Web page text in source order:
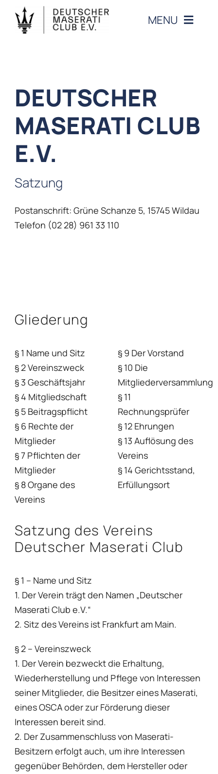
Inhalt
springen
MENU
VERANSTALTUNGEN
MASERATI
MITGLIEDERBEREICH
KONTAKT
DEUTSCHER
MASERATI CLUB
E.V.
Satzung
Postanschrift: Grüne Schanze 5, 15745 Wildau
Telefon (02 28) 961 33 110
Gliederung
§ 1 Name und Sitz
§ 2 Vereinszweck
§ 3 Geschäftsjahr
§ 4 Mitgliedschaft
§ 5 Beitragspflicht
§ 6 Rechte der
Mitglieder
§ 7 Pflichten der
Mitglieder
§ 8 Organe des
Vereins
§ 9 Der Vorstand
§ 10 Die
Mitgliederversammlung
§ 11
Rechnungsprüfer
§ 12 Ehrungen
§ 13 Auflösung des
Vereins
§ 14 Gerichtsstand,
Erfüllungsort
Satzung des Vereins
Deutscher Maserati Club
§ 1 – Name und Sitz
1. Der Verein trägt den Namen „Deutscher
Maserati Club e.V.“
2. Sitz des Vereins ist Frankfurt am Main.
§ 2 – Vereinszweck
1. Der Verein bezweckt die Erhaltung,
Wiederherstellung und Pflege von Interessen
seiner Mitglieder, die Besitzer eines Maserati,
eines OSCA oder zur Förderung dieser
Interessen bereit sind.
2. Der Zusammenschluss von Maserati-
Besitzern erfolgt auch, um ihre Interessen
gegenüber Behörden, dem Hersteller oder